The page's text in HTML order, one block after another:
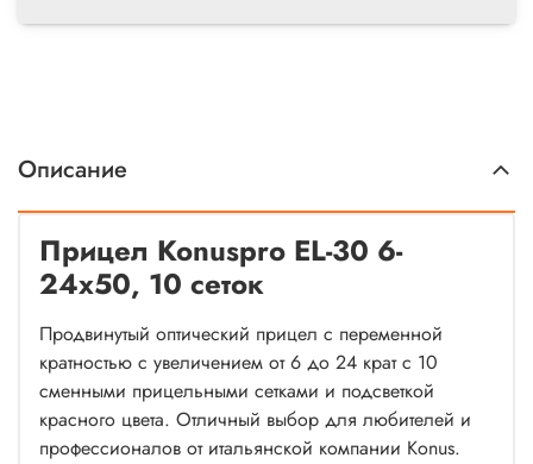
Описание
Прицел Konuspro EL-30 6-
24x50, 10 сеток
Продвинутый оптический прицел с переменной
кратностью с увеличением от 6 до 24 крат с 10
сменными прицельными сетками и подсветкой
красного цвета. Отличный выбор для любителей и
профессионалов от итальянской компании Konus.